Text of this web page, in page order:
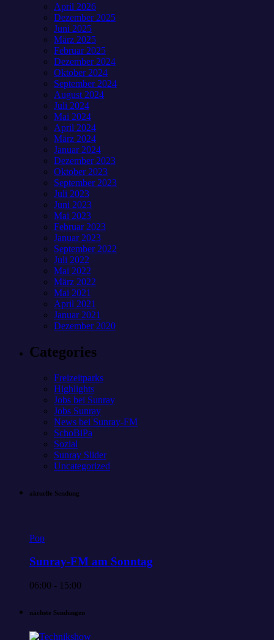
April 2026
Dezember 2025
Juni 2025
März 2025
Februar 2025
Dezember 2024
Oktober 2024
September 2024
August 2024
Juli 2024
Mai 2024
April 2024
März 2024
Januar 2024
Dezember 2023
Oktober 2023
September 2023
Juli 2023
Juni 2023
Mai 2023
Februar 2023
Januar 2023
September 2022
Juli 2022
Mai 2022
März 2022
Mai 2021
April 2021
Januar 2021
Dezember 2020
Categories
Freizeitparks
Highlights
Jobs bei Sunray
Jobs Sunray
News bei Sunray-FM
SchoBiPa
Sozial
Sunray Slider
Uncategorized
aktuelle Sendung
Pop
Sunray-FM am Sonntag
06:00 - 15:00
nächste Sendungen